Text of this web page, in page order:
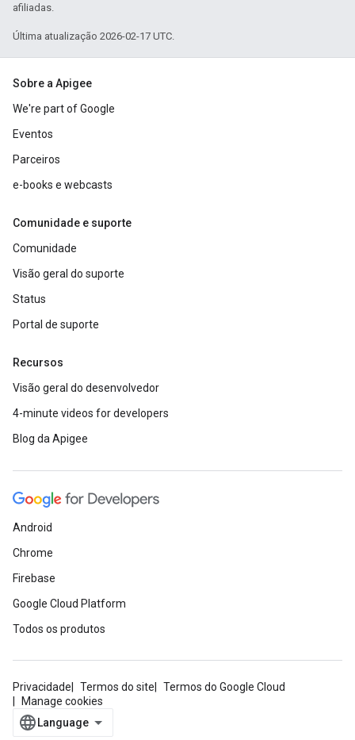
afiliadas.
Última atualização 2026-02-17 UTC.
Sobre a Apigee
We're part of Google
Eventos
Parceiros
e-books e webcasts
Comunidade e suporte
Comunidade
Visão geral do suporte
Status
Portal de suporte
Recursos
Visão geral do desenvolvedor
4-minute videos for developers
Blog da Apigee
Android
Chrome
Firebase
Google Cloud Platform
Todos os produtos
Privacidade Termos do site
Termos do Google Cloud
Manage cookies